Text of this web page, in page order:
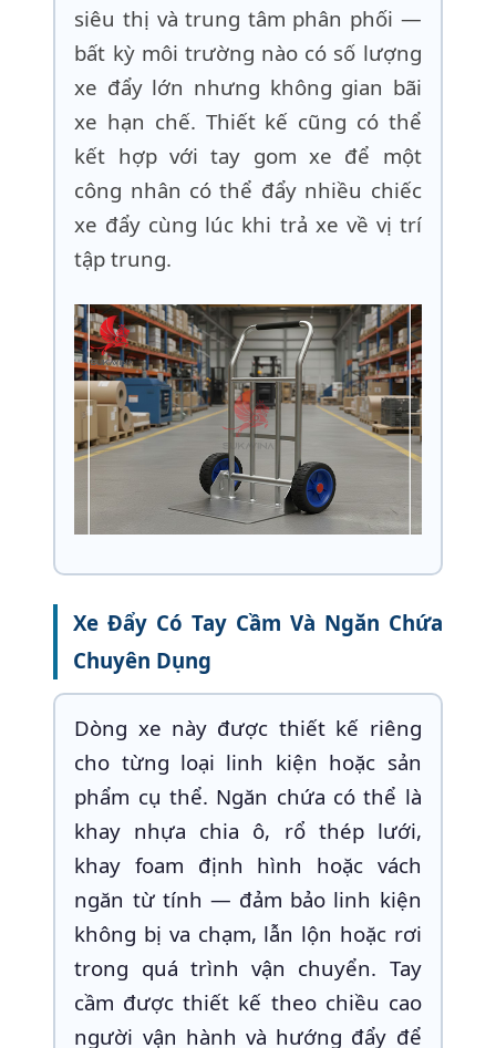
siêu thị và trung tâm phân phối —
bất kỳ môi trường nào có số lượng
xe đẩy lớn nhưng không gian bãi
xe hạn chế. Thiết kế cũng có thể
kết hợp với tay gom xe để một
công nhân có thể đẩy nhiều chiếc
xe đẩy cùng lúc khi trả xe về vị trí
tập trung.
Xe Đẩy Có Tay Cầm Và Ngăn Chứa
Chuyên Dụng
Dòng xe này được thiết kế riêng
cho từng loại linh kiện hoặc sản
phẩm cụ thể. Ngăn chứa có thể là
khay nhựa chia ô, rổ thép lưới,
khay foam định hình hoặc vách
ngăn từ tính — đảm bảo linh kiện
không bị va chạm, lẫn lộn hoặc rơi
trong quá trình vận chuyển. Tay
cầm được thiết kế theo chiều cao
người vận hành và hướng đẩy để